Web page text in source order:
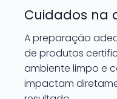
Cuidados na
A preparação
de produtos
ambiente limpo e
impactam